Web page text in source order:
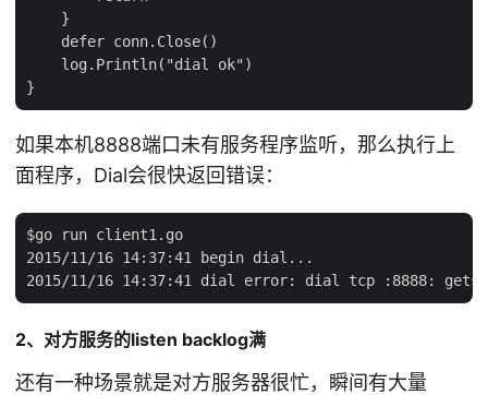
    }
    defer conn.Close()
    log.Println("dial ok")
如果本机8888端口未有服务程序监听，那么执行上
面程序，Dial会很快返回错误：
$go run client1.go
2015/11/16 14:37:41 begin dial...
2、对方服务的listen backlog满
还有一种场景就是对方服务器很忙，瞬间有大量